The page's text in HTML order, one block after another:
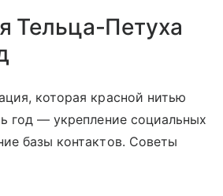
Тельца-Петуха
которая красной нитью
год — укрепление социальных
базы контактов. Советы